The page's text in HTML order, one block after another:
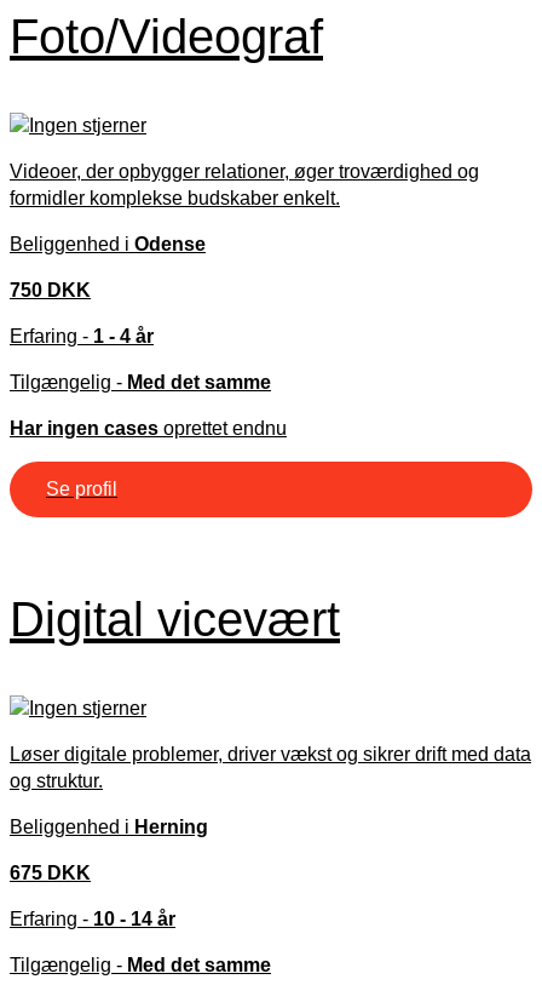
Foto/Videograf
Videoer, der opbygger relationer, øger troværdighed og
formidler komplekse budskaber enkelt.
Beliggenhed i Odense
750 DKK
Erfaring - 1 - 4 år
Tilgængelig - Med det samme
Har ingen cases oprettet endnu
Se profil
Digital vicevært
Løser digitale problemer, driver vækst og sikrer drift med data
og struktur.
Beliggenhed i Herning
675 DKK
Erfaring - 10 - 14 år
Tilgængelig - Med det samme